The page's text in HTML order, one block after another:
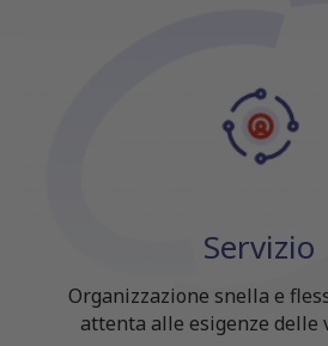
Servizio
Organizzazione snella e
attenta alle esigenze delle